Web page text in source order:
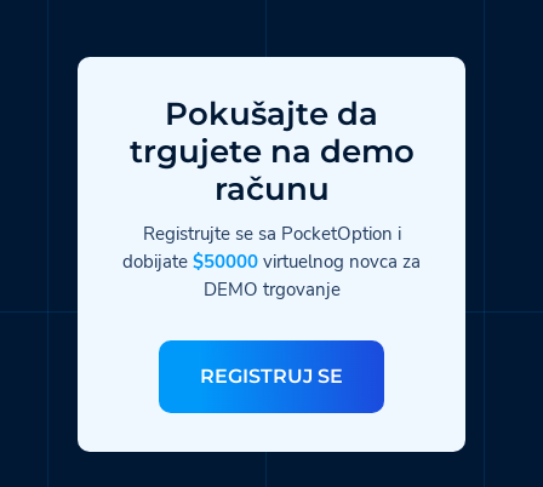
Pokušajte da
trgujete na demo
računu
Registrujte se sa PocketOption i
dobijate $50000 virtuelnog novca za
DEMO trgovanje
REGISTRUJ SE